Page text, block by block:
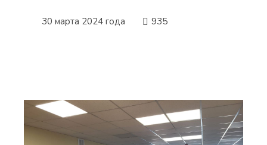
30 марта 2024 года 935